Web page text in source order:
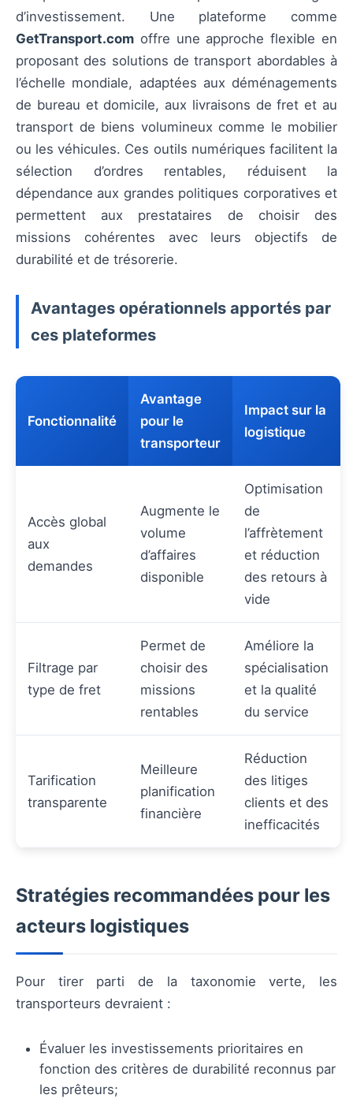
d’investissement. Une plateforme comme
GetTransport.com offre une approche flexible en
proposant des solutions de transport abordables à
l’échelle mondiale, adaptées aux déménagements
de bureau et domicile, aux livraisons de fret et au
transport de biens volumineux comme le mobilier
ou les véhicules. Ces outils numériques facilitent la
sélection d’ordres rentables, réduisent la
dépendance aux grandes politiques corporatives et
permettent aux prestataires de choisir des
missions cohérentes avec leurs objectifs de
durabilité et de trésorerie.
Avantages opérationnels apportés par
ces plateformes
Fonctionnalité
Avantage
pour le
transporteur
Impact sur la
logistique
Accès global
aux
demandes
Augmente le
volume
d’affaires
disponible
Optimisation
de
l’affrètement
et réduction
des retours à
vide
Filtrage par
type de fret
Permet de
choisir des
missions
rentables
Améliore la
spécialisation
et la qualité
du service
Tarification
transparente
Meilleure
planification
financière
Réduction
des litiges
clients et des
inefficacités
Stratégies recommandées pour les
acteurs logistiques
Pour tirer parti de la taxonomie verte, les
transporteurs devraient :
Évaluer les investissements prioritaires en
fonction des critères de durabilité reconnus par
les prêteurs;